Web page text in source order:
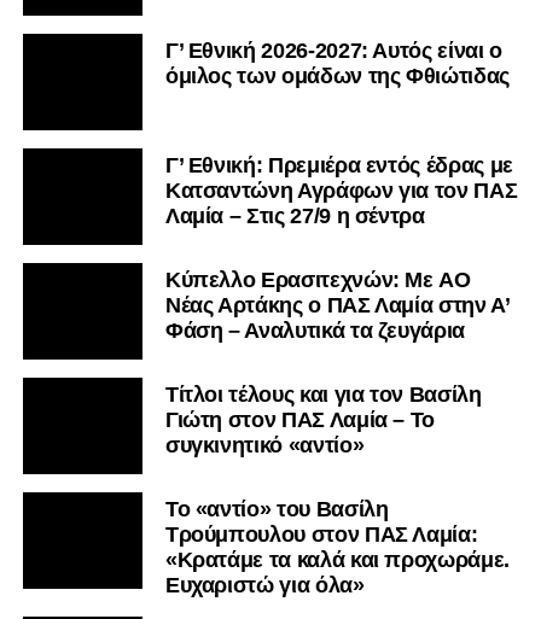
Γ’ Εθνική 2026-2027: Αυτός είναι ο
όμιλος των ομάδων της Φθιώτιδας
Γ’ Εθνική: Πρεμιέρα εντός έδρας με
Κατσαντώνη Αγράφων για τον ΠΑΣ
Λαμία – Στις 27/9 η σέντρα
Kύπελλο Ερασιτεχνών: Με AO
Nέας Αρτάκης ο ΠΑΣ Λαμία στην Α’
Φάση – Αναλυτικά τα ζευγάρια
Τίτλοι τέλους και για τον Βασίλη
Γιώτη στον ΠΑΣ Λαμία – Το
συγκινητικό «αντίο»
Το «αντίο» του Βασίλη
Τρούμπουλου στον ΠΑΣ Λαμία:
«Κρατάμε τα καλά και προχωράμε.
Ευχαριστώ για όλα»